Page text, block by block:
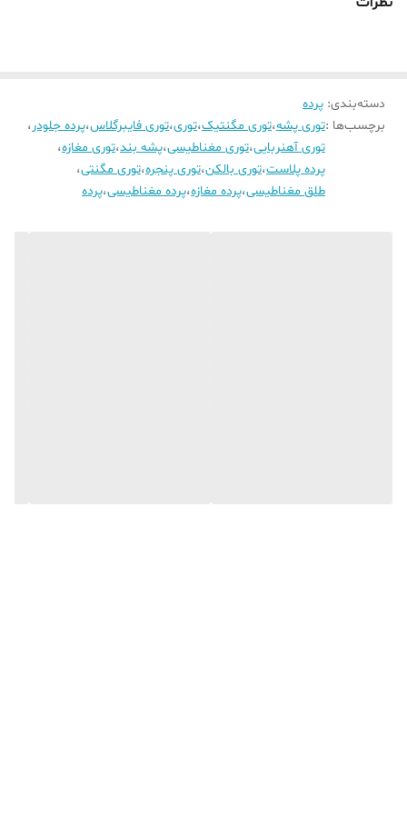
دسته‌بندی: پرده
برچسب‌ها :توری پشه،توری مگنتیک،توری،توری فایبرگلاس،پرده جلودر ،
توری آهنربایی،توری مغناطیسی،پشه بند،توری مغازه،
پرده پلاست،توری بالکن،توری پنجره،توری مگنتی،
طلق مغناطیسی،پرده مغازه،پرده مغناطیسی،پرده